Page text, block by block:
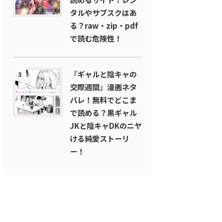
タルやサブスクはあ
る？raw・zip・pdf
で読む危険性！
3
『ギャルと陰キャの
交際週間』漫画ネタ
バレ！無料でどこま
で読める？黒ギャル
JKと陰キャDKのニヤ
ける純愛ストーリ
ー！